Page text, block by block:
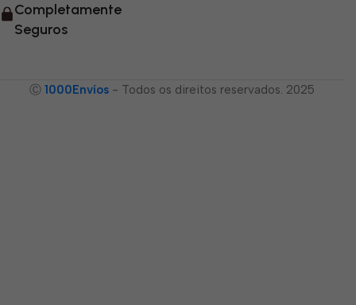
Completamente
Seguros
Ⓒ 1000Envíos - Todos os direitos reservados. 2025